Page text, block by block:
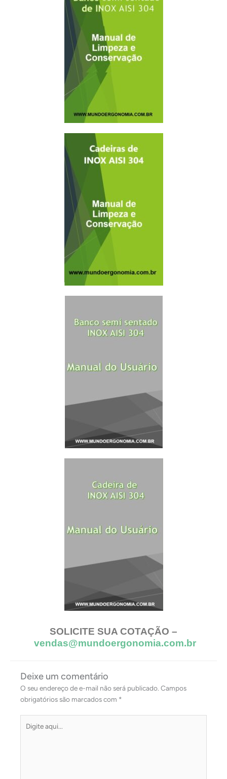
SOLICITE SUA COTAÇÃO –
vendas@mundoergonomia.com.br
Deixe um comentário
O seu endereço de e-mail não será publicado. Campos
obrigatórios são marcados com *
aqui...